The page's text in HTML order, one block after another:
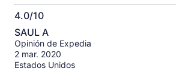
for any other Ceaser X shows I’ll just go
MGM 100 times.
4.0/10
4.0
de
10
SAUL A
Opinión de Expedia
2 mar. 2020
Estados Unidos